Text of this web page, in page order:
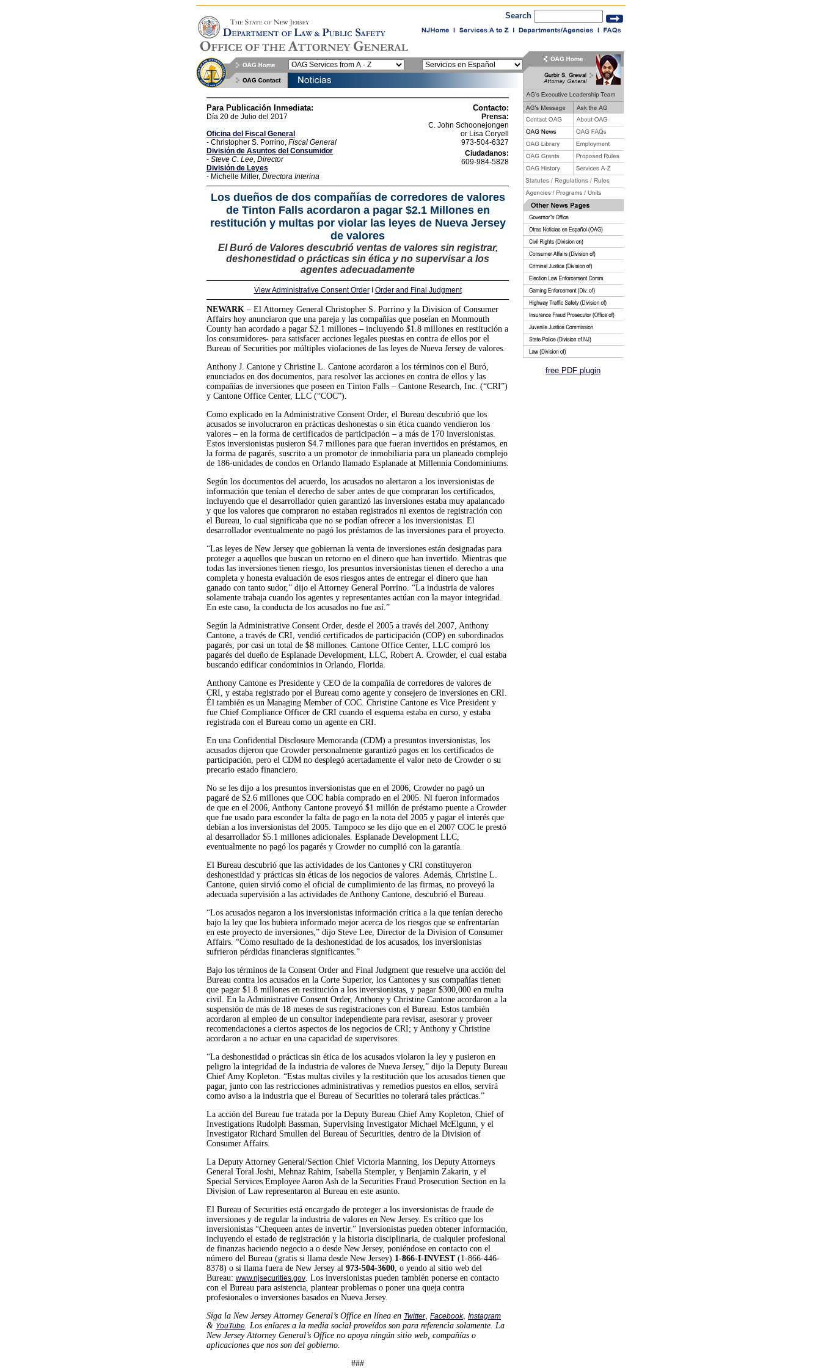
Search
Para Publicación Inmediata: Contacto:
Día 20 de Julio del 2017
Oficina del Fiscal General
- Christopher S. Porrino, Fiscal General
División de Asuntos del Consumidor
- Steve C. Lee, Director
División de Leyes
- Michelle Miller, Directora Interina
Prensa:
C. John Schoonejongen
or Lisa Coryell
973-504-6327
Ciudadanos:
609-984-5828
Los dueños de dos compañías de corredores de valores
de Tinton Falls acordaron a pagar $2.1 Millones en
restitución y multas por violar las leyes de Nueva Jersey
de valores
El Buró de Valores descubrió ventas de valores sin registrar,
deshonestidad o prácticas sin ética y no supervisar a los
agentes adecuadamente
ViewAdministrative Consent Order Order and Final Judgment
NEWARK – El Attorney General Christopher S. Porrino y la Division of Consumer
Affairs hoy anunciaron que una pareja y las compañías que poseían en Monmouth
County han acordado a pagar $2.1 millones – incluyendo $1.8 millones en restitución a
los consumidores- para satisfacer acciones legales puestas en contra de ellos por el
Bureau of Securities por múltiples violaciones de las leyes de Nueva Jersey de valores.
Anthony J. Cantone y Christine L. Cantone acordaron a los términos con el Buró,
enunciados en dos documentos, para resolver las acciones en contra de ellos y las
compañías de inversiones que poseen en Tinton Falls – Cantone Research, Inc. (“CRI”)
y Cantone Office Center, LLC (“COC”).
Como explicado en la Administrative Consent Order, el Bureau descubrió que los
acusados se involucraron en prácticas deshonestas o sin ética cuando vendieron los
valores – en la forma de certificados de participación – a más de 170 inversionistas.
Estos inversionistas pusieron $4.7 millones para que fueran invertidos en préstamos, en
la forma de pagarés, suscrito a un promotor de inmobiliaria para un planeado complejo
de 186-unidades de condos en Orlando llamado Esplanade at Millennia Condominiums.
Según los documentos del acuerdo, los acusados no alertaron a los inversionistas de
información que tenían el derecho de saber antes de que compraran los certificados,
incluyendo que el desarrollador quien garantizó las inversiones estaba muy apalancado
y que los valores que compraron no estaban registrados ni exentos de registración con
el Bureau, lo cual significaba que no se podían ofrecer a los inversionistas. El
desarrollador eventualmente no pagó los préstamos de las inversiones para el proyecto.
“Las leyes de New Jersey que gobiernan la venta de inversiones están designadas para
proteger a aquellos que buscan un retorno en el dinero que han invertido. Mientras que
todas las inversiones tienen riesgo, los presuntos inversionistas tienen el derecho a una
completa y honesta evaluación de esos riesgos antes de entregar el dinero que han
ganado con tanto sudor,” dijo el Attorney General Porrino. “La industria de valores
solamente trabaja cuando los agentes y representantes actúan con la mayor integridad.
En este caso, la conducta de los acusados no fue así.”
Según la Administrative Consent Order, desde el 2005 a través del 2007, Anthony
Cantone, a través de CRI, vendió certificados de participación (COP) en subordinados
pagarés, por casi un total de $8 millones. Cantone Office Center, LLC compró los
pagarés del dueño de Esplanade Development, LLC, Robert A. Crowder, el cual estaba
buscando edificar condominios in Orlando, Florida.
Anthony Cantone es Presidente y CEO de la compañía de corredores de valores de
CRI, y estaba registrado por el Bureau como agente y consejero de inversiones en CRI.
Él también es un Managing Member of COC. Christine Cantone es Vice President y
fue Chief Compliance Officer de CRI cuando el esquema estaba en curso, y estaba
registrada con el Bureau como un agente en CRI.
En una Confidential Disclosure Memoranda (CDM) a presuntos inversionistas, los
acusados dijeron que Crowder personalmente garantizó pagos en los certificados de
participación, pero el CDM no desplegó acertadamente el valor neto de Crowder o su
precario estado financiero.
No se les dijo a los presuntos inversionistas que en el 2006, Crowder no pagó un
pagaré de $2.6 millones que COC había comprado en el 2005. Ni fueron informados
de que en el 2006, Anthony Cantone proveyó $1 millón de préstamo puente a Crowder
que fue usado para esconder la falta de pago en la nota del 2005 y pagar el interés que
debían a los inversionistas del 2005. Tampoco se les dijo que en el 2007 COC le prestó
al desarrollador $5.1 millones adicionales. Esplanade Development LLC,
eventualmente no pagó los pagarés y Crowder no cumplió con la garantía.
El Bureau descubrió que las actividades de los Cantones y CRI constituyeron
deshonestidad y prácticas sin éticas de los negocios de valores. Además, Christine L.
Cantone, quien sirvió como el oficial de cumplimiento de las firmas, no proveyó la
adecuada supervisión a las actividades de Anthony Cantone, descubrió el Bureau.
“Los acusados negaron a los inversionistas información crítica a la que tenían derecho
bajo la ley que los hubiera informado mejor acerca de los riesgos que se enfrentarían
en este proyecto de inversiones,” dijo Steve Lee, Director de la Division of Consumer
Affairs. “Como resultado de la deshonestidad de los acusados, los inversionistas
sufrieron pérdidas financieras significantes.”
Bajo los términos de la Consent Order and Final Judgment que resuelve una acción del
Bureau contra los acusados en la Corte Superior, los Cantones y sus compañías tienen
que pagar $1.8 millones en restitución a los inversionistas, y pagar $300,000 en multa
civil. En la Administrative Consent Order, Anthony y Christine Cantone acordaron a la
suspensión de más de 18 meses de sus registraciones con el Bureau. Estos también
acordaron al empleo de un consultor independiente para revisar, asesorar y proveer
recomendaciones a ciertos aspectos de los negocios de CRI; y Anthony y Christine
acordaron a no actuar en una capacidad de supervisores.
“La deshonestidad o prácticas sin ética de los acusados violaron la ley y pusieron en
peligro la integridad de la industria de valores de Nueva Jersey,” dijo la Deputy Bureau
Chief Amy Kopleton. “Estas multas civiles y la restitución que los acusados tienen que
pagar, junto con las restricciones administrativas y remedios puestos en ellos, servirá
como aviso a la industria que el Bureau of Securities no tolerará tales prácticas.”
La acción del Bureau fue tratada por la Deputy Bureau Chief Amy Kopleton, Chief of
Investigations Rudolph Bassman, Supervising Investigator Michael McElgunn, y el
Investigator Richard Smullen del Bureau of Securities, dentro de la Division of
Consumer Affairs.
La Deputy Attorney General/Section Chief Victoria Manning, los Deputy Attorneys
General Toral Joshi, Mehnaz Rahim, Isabella Stempler, y Benjamin Zakarin, y el
Special Services Employee Aaron Ash de la Securities Fraud Prosecution Section en la
Division of Law representaron al Bureau en este asunto.
El Bureau of Securities está encargado de proteger a los inversionistas de fraude de
inversiones y de regular la industria de valores en New Jersey. Es crítico que los
inversionistas “Chequeen antes de invertir.” Inversionistas pueden obtener información,
incluyendo el estado de registración y la historia disciplinaria, de cualquier profesional
de finanzas haciendo negocio a o desde New Jersey, poniéndose en contacto con el
número del Bureau (gratis si llama desde New Jersey) 1-866-I-INVEST(1-866-446-
8378) o si llama fuera de New Jersey al 973-504-3600, o yendo al sitio web del
Bureau: www.njsecurities.gov. Los inversionistas pueden también ponerse en contacto
con el Bureau para asistencia, plantear problemas o poner una queja contra
profesionales o inversiones basados en Nueva Jersey.
Siga la New Jersey Attorney General’s Office en línea en Twitter, Facebook, Instagram
& YouTube. Los enlaces a la media social proveídos son para referencia solamente. La
New Jersey Attorney General’s Office no apoya ningún sitio web, compañías o
aplicaciones que nos son del gobierno.
###
free PDF plugin